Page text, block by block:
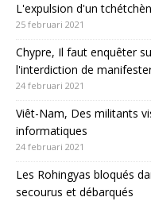
L'expulsion d'un
25 februari 2021
Chypre, Il faut enquêter
l'interdiction de
24 februari 2021
Viêt-Nam, Des militants
informatiques
24 februari 2021
Les Rohingyas bloqués
secourus et débarqués